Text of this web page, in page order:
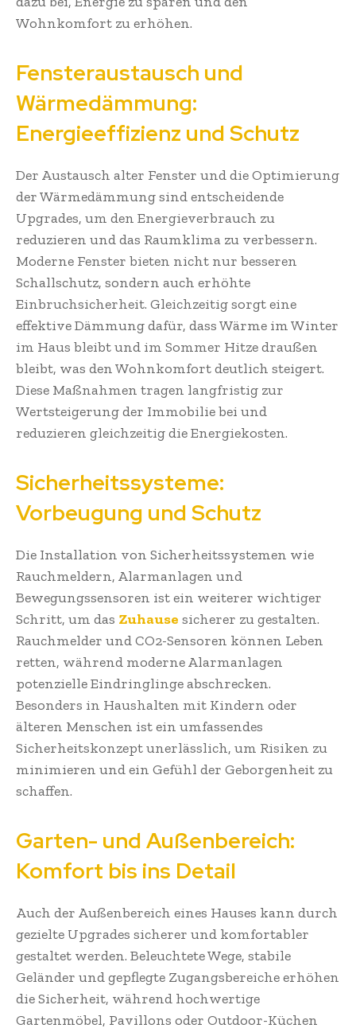
Wohnkomfort zu erhöhen.
Fensteraustausch und
Wärmedämmung:
Energieeffizienz und Schutz
Der Austausch alter Fenster und die Optimierung
der Wärmedämmung sind entscheidende
Upgrades, um den Energieverbrauch zu
reduzieren und das Raumklima zu verbessern.
Moderne Fenster bieten nicht nur besseren
Schallschutz, sondern auch erhöhte
Einbruchsicherheit. Gleichzeitig sorgt eine
effektive Dämmung dafür, dass Wärme im Winter
im Haus bleibt und im Sommer Hitze draußen
bleibt, was den Wohnkomfort deutlich steigert.
Diese Maßnahmen tragen langfristig zur
Wertsteigerung der Immobilie bei und
reduzieren gleichzeitig die Energiekosten.
Sicherheitssysteme:
Vorbeugung und Schutz
Die Installation von Sicherheitssystemen wie
Rauchmeldern, Alarmanlagen und
Bewegungssensoren ist ein weiterer wichtiger
Schritt, um das Zuhause sicherer zu gestalten.
Rauchmelder und CO2-Sensoren können Leben
retten, während moderne Alarmanlagen
potenzielle Eindringlinge abschrecken.
Besonders in Haushalten mit Kindern oder
älteren Menschen ist ein umfassendes
Sicherheitskonzept unerlässlich, um Risiken zu
minimieren und ein Gefühl der Geborgenheit zu
schaffen.
Garten- und Außenbereich:
Komfort bis ins Detail
Auch der Außenbereich eines Hauses kann durch
gezielte Upgrades sicherer und komfortabler
gestaltet werden. Beleuchtete Wege, stabile
Geländer und gepflegte Zugangsbereiche erhöhen
die Sicherheit, während hochwertige
Gartenmöbel, Pavillons oder Outdoor-Küchen